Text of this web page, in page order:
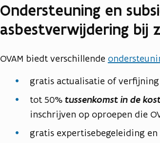
Ondersteuning en
asbestverwijdering bij
OVAM biedt verschillende
gratis actualisatie of
tot 50% tussenkomst in de
inschrijven op oproepen die
gratis expertisebegeleiding